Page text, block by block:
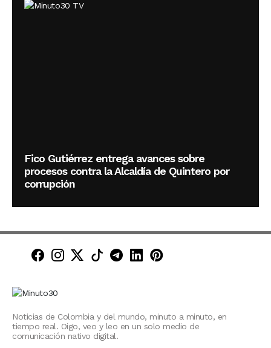
Fico Gutiérrez entrega avances sobre
procesos contra la Alcaldía de Quintero por
corrupción
Minuto30 en Facebook
Minuto30 en Instagram
Minuto30 en X (Twitter)
Minuto30 en TikTok
Canal de Minuto30 en
Minuto30 en LinkedIn
Minuto30 en
Noticias de Colombia y del mundo, minuto a minuto, en
tiempo real. Oigo, veo y leo en un solo medio de
comunicación nativo digital.